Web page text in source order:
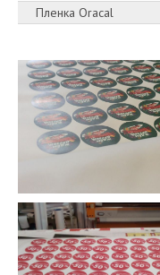
Пленка Oracal